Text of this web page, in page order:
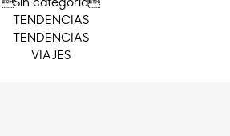
TENDENCIAS
TENDENCIAS
VIAJES